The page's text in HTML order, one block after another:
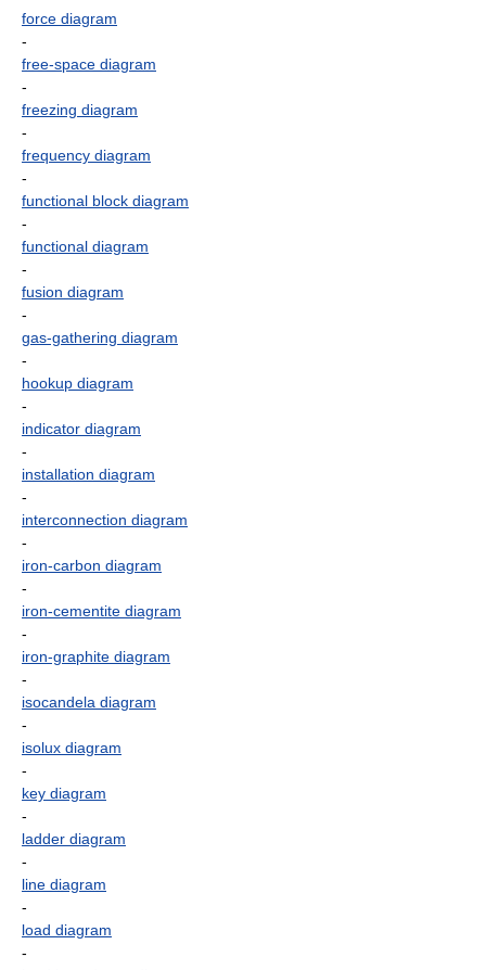
force diagram
-
free-space diagram
-
freezing diagram
-
frequency diagram
-
functional block diagram
-
functional diagram
-
fusion diagram
-
gas-gathering diagram
-
hookup diagram
-
indicator diagram
-
installation diagram
-
interconnection diagram
-
iron-carbon diagram
-
iron-cementite diagram
-
iron-graphite diagram
-
isocandela diagram
-
isolux diagram
-
key diagram
-
ladder diagram
-
line diagram
-
load diagram
-